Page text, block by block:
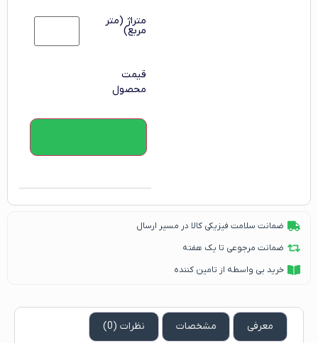
متراژ (متر
مربع)
قیمت
محصول
ضمانت سلامت فیزیکی کالا در مسیر ارسال
ضمانت مرجوعی تا یک هفته
خرید بی واسطه از تامین کننده
معرفی مشخصات نظرات (0)